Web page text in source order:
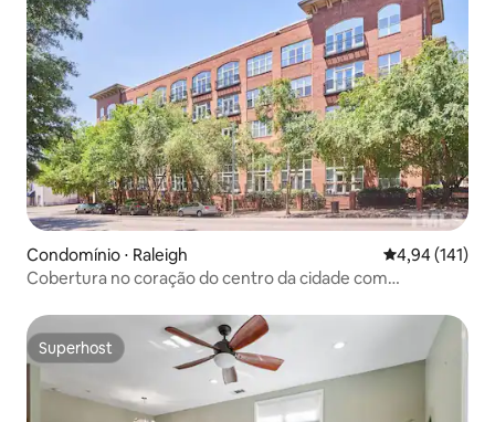
Condomínio ⋅ Raleigh 4,94 de uma
4,94 (141)
Cobertura no coração do centro da cidade com
Superhost
Superhost